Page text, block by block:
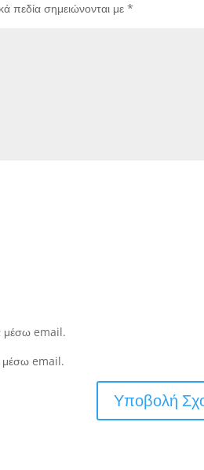
πεδία σημειώνονται με *
μέσω email.
μέσω email.